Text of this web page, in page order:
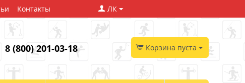
Контакты ЛК
8 (800) 201-03-18 Корзина пуста